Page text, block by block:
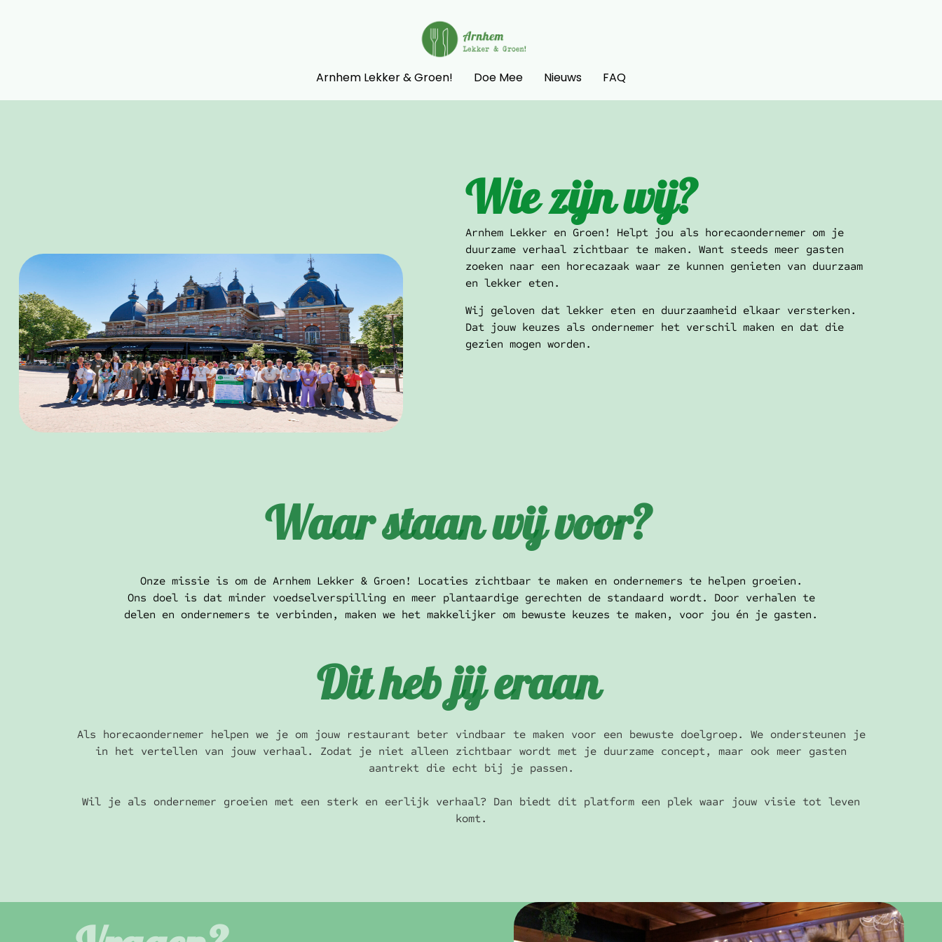
Arnhem Lekker & Groen! Doe Mee Nieuws FAQ
Wie zijn wij?
Arnhem Lekker en Groen! Helpt jou als horecaondernemer om je
duurzame verhaal zichtbaar te maken. Want steeds meer gasten
zoeken naar een horecazaak waar ze kunnen genieten van duurzaam
en lekker eten.
Wij geloven dat lekker eten en duurzaamheid elkaar versterken.
Dat jouw keuzes als ondernemer het verschil maken en dat die
gezien mogen worden.
Waar staan wij voor?
Onze missie is om de Arnhem Lekker & Groen! Locaties zichtbaar te maken en ondernemers te helpen groeien.
Ons doel is dat minder voedselverspilling en meer plantaardige gerechten de standaard wordt. Door verhalen te
delen en ondernemers te verbinden, maken we het makkelijker om bewuste keuzes te maken, voor jou én je gasten.
Dit heb jij eraan
Als horecaondernemer helpen we je om jouw restaurant beter vindbaar te maken voor een bewuste doelgroep. We ondersteunen je
in het vertellen van jouw verhaal. Zodat je niet alleen zichtbaar wordt met je duurzame concept, maar ook meer gasten
aantrekt die echt bij je passen.
Wil je als ondernemer groeien met een sterk en eerlijk verhaal? Dan biedt dit platform een plek waar jouw visie tot leven
komt.